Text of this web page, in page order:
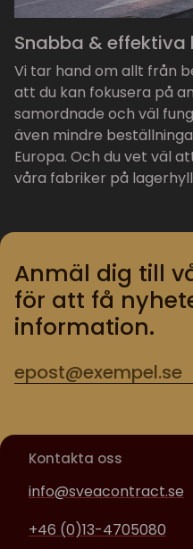
Snabba & effektiva
Vi tar hand om allt från
att du kan fokusera på
samordnade och väl
även mindre
Europa. Och du vet väl
våra fabriker på
Anmäl dig till
för att få
information.
Kontakta oss
info@sveacontract.se
+46 (0)13-4705080